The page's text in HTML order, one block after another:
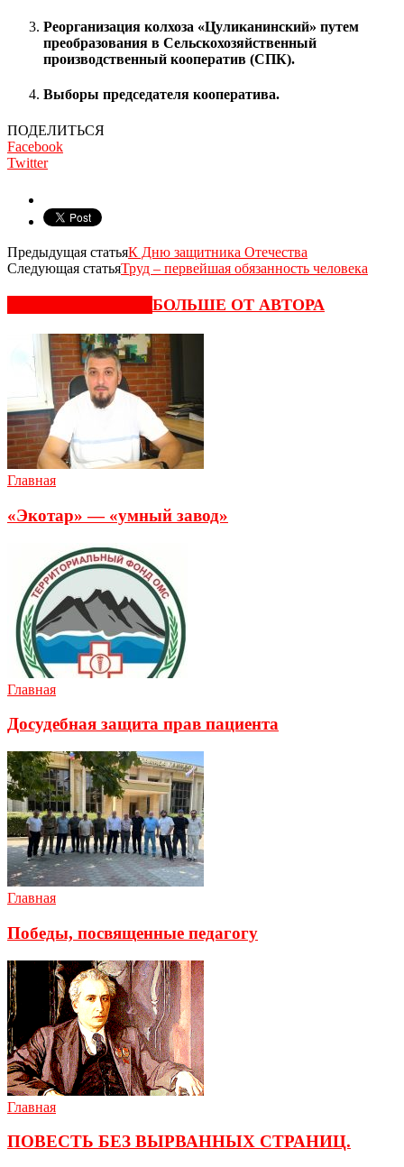
Реорганизация колхоза «Цуликанинский» путем
преобразования в Сельскохозяйственный
производственный кооператив (СПК).
Выборы председателя кооператива.
ПОДЕЛИТЬСЯ
Facebook
Twitter
Предыдущая статьяК Дню защитника Отечества
Следующая статьяТруд – первейшая обязанность человека
БОЛЬШЕ ОТ АВТОРА
Главная
«Экотар» — «умный завод»
Главная
Досудебная защита прав пациента
Главная
Победы, посвященные педагогу
Главная
ПОВЕСТЬ БЕЗ ВЫРВАННЫХ СТРАНИЦ.